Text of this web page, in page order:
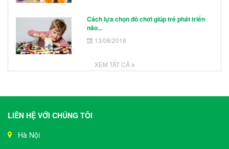
Cách lựa chọn đồ chơi giúp trẻ phát triển
não...
13/08/2018
XEM TẤT CẢ
LIÊN HỆ VỚI CHÚNG TÔI
Hà Nội